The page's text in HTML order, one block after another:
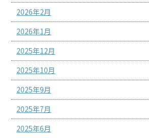
2026年2月
2026年1月
2025年12月
2025年10月
2025年9月
2025年7月
2025年6月